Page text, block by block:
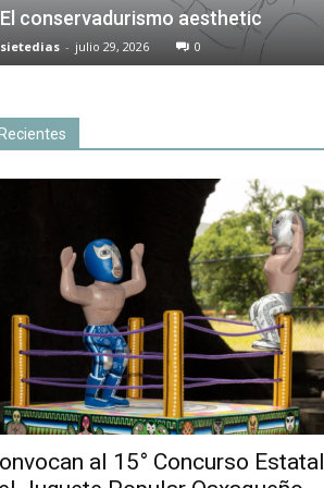
El conservadurismo aesthetic
sietedias - julio 29, 2026 0
al 15° Concurso Estatal